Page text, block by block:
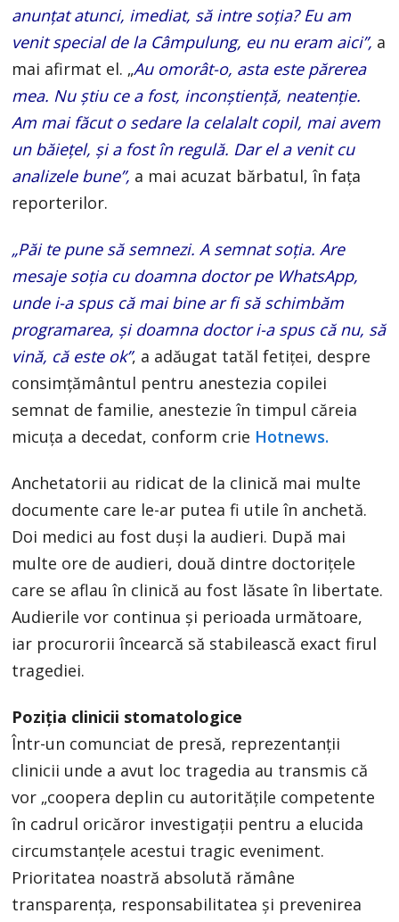
anunțat atunci, imediat, să intre soția? Eu am
venit special de la Câmpulung, eu nu eram aici”, a
mai afirmat el. „Au omorât-o, asta este părerea
mea. Nu știu ce a fost, inconștiență, neatenție.
Am mai făcut o sedare la celalalt copil, mai avem
un băiețel, și a fost în regulă. Dar el a venit cu
analizele bune”, a mai acuzat bărbatul, în fața
reporterilor.
„Păi te pune să semnezi. A semnat soția. Are
mesaje soția cu doamna doctor pe WhatsApp,
unde i-a spus că mai bine ar fi să schimbăm
programarea, și doamna doctor i-a spus că nu, să
vină, că este ok”, a adăugat tatăl fetiței, despre
consimțământul pentru anestezia copilei
semnat de familie, anestezie în timpul căreia
micuța a decedat, conform crie Hotnews.
Anchetatorii au ridicat de la clinică mai multe
documente care le-ar putea fi utile în anchetă.
Doi medici au fost duşi la audieri. După mai
multe ore de audieri, două dintre doctoriţele
care se aflau în clinică au fost lăsate în libertate.
Audierile vor continua şi perioada următoare,
iar procurorii încearcă să stabilească exact firul
tragediei.
Poziția clinicii stomatologice
Într-un comunciat de presă, reprezentanții
clinicii unde a avut loc tragedia au transmis că
vor „coopera deplin cu autoritățile competente
în cadrul oricăror investigații pentru a elucida
circumstanțele acestui tragic eveniment.
Prioritatea noastră absolută rămâne
transparența, responsabilitatea și prevenirea